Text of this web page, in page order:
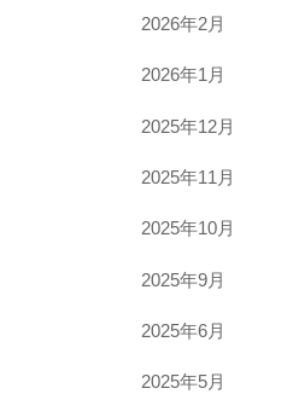
2026年2月
2026年1月
2025年12月
2025年11月
2025年10月
2025年9月
2025年6月
2025年5月